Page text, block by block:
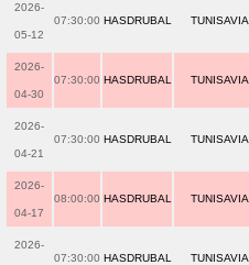
2026-
05-12
07:30:00 HASDRUBAL TUNISAVIA
2026-
04-30
07:30:00 HASDRUBAL TUNISAVIA
2026-
04-21
07:30:00 HASDRUBAL TUNISAVIA
2026-
04-17
08:00:00 HASDRUBAL TUNISAVIA
2026-
07:30:00 HASDRUBAL TUNISAVIA